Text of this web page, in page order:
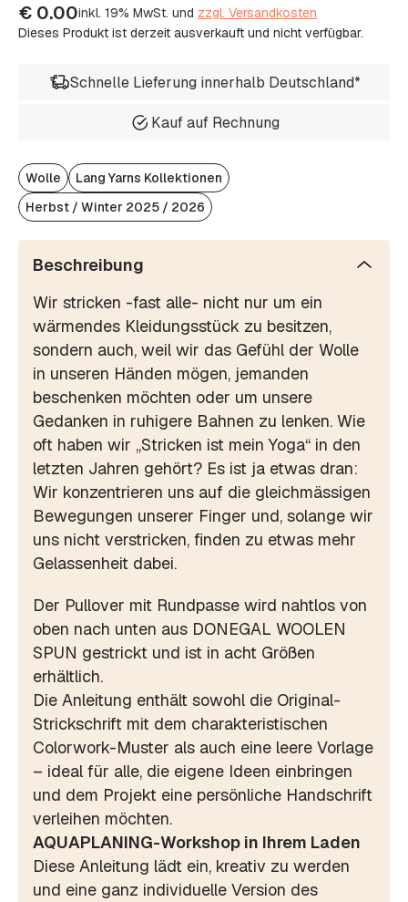
€ 0.00inkl. 19% MwSt. und zzgl. Versandkosten
Dieses Produkt ist derzeit ausverkauft und nicht verfügbar.
Schnelle Lieferung innerhalb Deutschland*
Kauf auf Rechnung
Wolle
Lang Yarns Kollektionen
Herbst / Winter 2025 / 2026
Beschreibung
Wir stricken -fast alle- nicht nur um ein
wärmendes Kleidungsstück zu besitzen,
sondern auch, weil wir das Gefühl der Wolle
in unseren Händen mögen, jemanden
beschenken möchten oder um unsere
Gedanken in ruhigere Bahnen zu lenken. Wie
oft haben wir „Stricken ist mein Yoga“ in den
letzten Jahren gehört? Es ist ja etwas dran:
Wir konzentrieren uns auf die gleichmässigen
Bewegungen unserer Finger und, solange wir
uns nicht verstricken, finden zu etwas mehr
Gelassenheit dabei.
Der Pullover mit Rundpasse wird nahtlos von
oben nach unten aus DONEGAL WOOLEN
SPUN gestrickt und ist in acht Größen
erhältlich.
Die Anleitung enthält sowohl die Original-
Strickschrift mit dem charakteristischen
Colorwork-Muster als auch eine leere Vorlage
– ideal für alle, die eigene Ideen einbringen
und dem Projekt eine persönliche Handschrift
verleihen möchten.
AQUAPLANING-Workshop in Ihrem Laden
Diese Anleitung lädt ein, kreativ zu werden
und eine ganz individuelle Version des